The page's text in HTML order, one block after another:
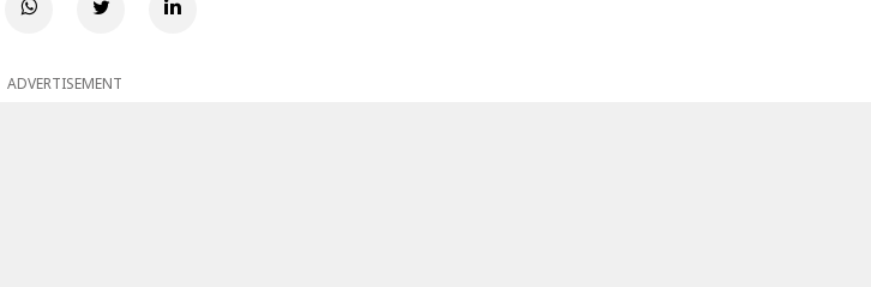
ADVERTISEMENT